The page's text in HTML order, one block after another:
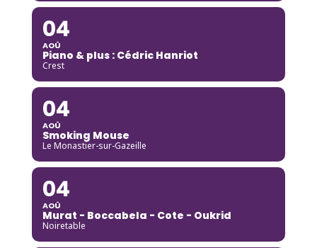
04
AOÛ
Piano & plus : Cédric Hanriot
Crest
04
AOÛ
Smoking Mouse
Le Monastier-sur-Gazeille
04
AOÛ
Murat - Boccabela - Cote - Oukrid
Noiretable